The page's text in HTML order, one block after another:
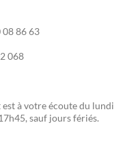
08 86 63
068
à votre écoute du lundi
sauf jours fériés.